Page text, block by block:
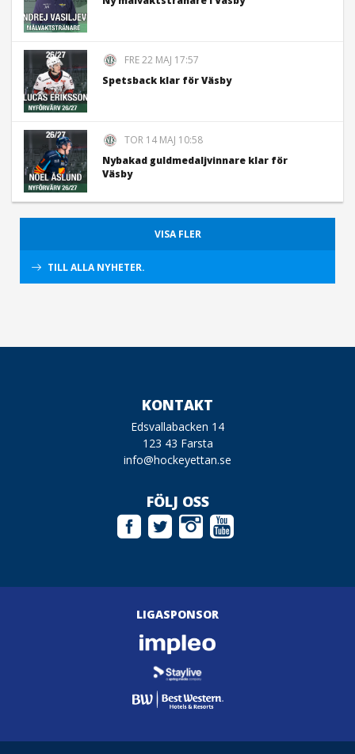
FRE 22 MAJ 17:57
Spetsback klar för Väsby
TOR 14 MAJ 10:58
Nybakad guldmedaljvinnare klar för
Väsby
VISA FLER
TILL ALLA NYHETER.
KONTAKT
Edsvallabacken 14
123 43 Farsta
info@hockeyettan.se
FÖLJ OSS
LIGASPONSOR